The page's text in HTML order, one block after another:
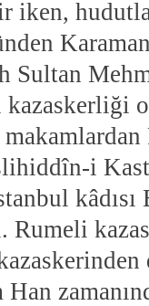
iken,
i
kâdısı
Rumeli